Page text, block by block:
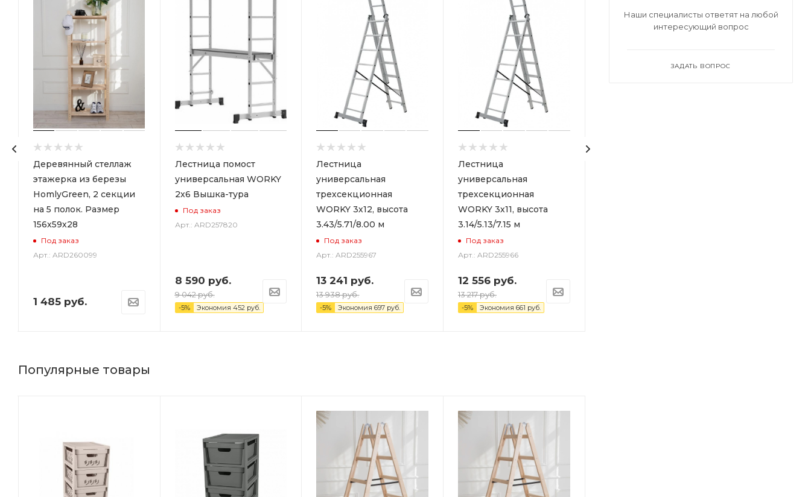
Деревянный стеллаж
этажерка из березы
HomlyGreen, 2 секции
на 5 полок. Размер
156х59х28
Под заказ
Арт.: ARD260099
1 485руб.
Лестница помост
универсальная WORKY
2х6 Вышка-тура
Под заказ
Арт.: ARD257820
8 590 руб.
9 042руб.
-5% Экономия 452руб.
Лестница
универсальная
трехсекционная
WORKY 3х12, высота
3.43/5.71/8.00 м
Под заказ
Арт.: ARD255967
13 241 руб.
13 938руб.
-5% Экономия 697 руб.
Лестница
универсальная
трехсекционная
WORKY 3х11, высота
3.14/5.13/7.15 м
Под заказ
Арт.: ARD255966
12 556 руб.
13 217руб.
-5% Экономия 661 руб.
Популярные товары
Наши специалисты ответят на любой
интересующий вопрос
ЗАДАТЬ ВОПРОС